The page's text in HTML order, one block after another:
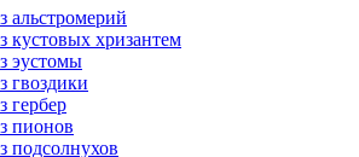
альстромерий
кустовых хризантем
эустомы
гвоздики
гербер
пионов
подсолнухов